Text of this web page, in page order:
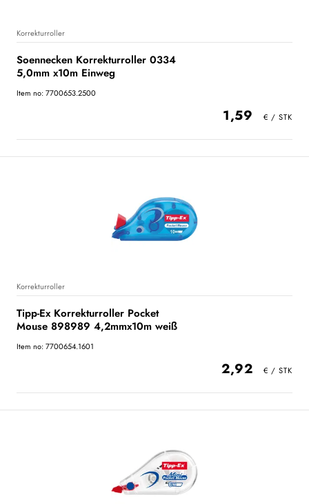
Korrekturroller
Soennecken Korrekturroller 0334
5,0mm x10m Einweg
Item no: 7700653.2500
1,59
Korrekturroller
Tipp-Ex Korrekturroller Pocket
Mouse 898989 4,2mmx10m weiß
Item no: 7700654.1601
2,92